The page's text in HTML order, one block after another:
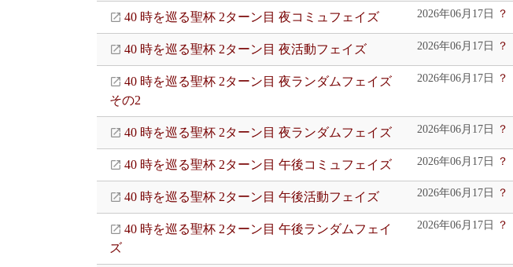
40 時を巡る聖杯 2ターン目 夜コミュフェイズ 2026年06月17日 ？
40 時を巡る聖杯 2ターン目 夜活動フェイズ 2026年06月17日 ？
40 時を巡る聖杯 2ターン目 夜ランダムフェイズ
その2
2026年06月17日 ？
40 時を巡る聖杯 2ターン目 夜ランダムフェイズ 2026年06月17日 ？
40 時を巡る聖杯 2ターン目 午後コミュフェイズ 2026年06月17日 ？
40 時を巡る聖杯 2ターン目 午後活動フェイズ 2026年06月17日 ？
40 時を巡る聖杯 2ターン目 午後ランダムフェイ
ズ
2026年06月17日 ？